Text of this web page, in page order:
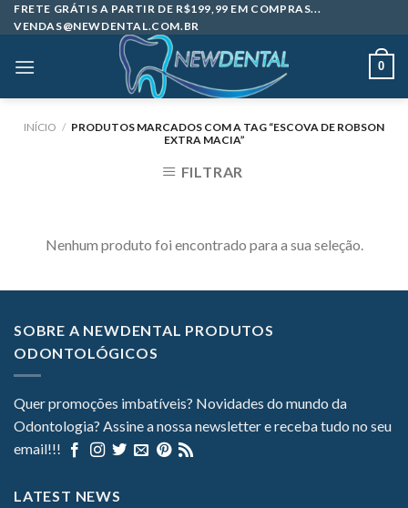
Skip
to
FRETE GRÁTIS A PARTIR DE R$199,99 EM COMPRAS...
VENDAS@NEWDENTAL.COM.BR
0
INÍCIO / PRODUTOS MARCADOS COM A TAG “ESCOVA DE ROBSON
EXTRA MACIA”
FILTRAR
Nenhum produto foi encontrado para a sua seleção.
SOBRE A NEWDENTAL PRODUTOS
ODONTOLÓGICOS
Quer promoções imbatíveis? Novidades do mundo da
Odontologia? Assine a nossa newsletter e receba tudo no seu
email!!!
LATEST NEWS